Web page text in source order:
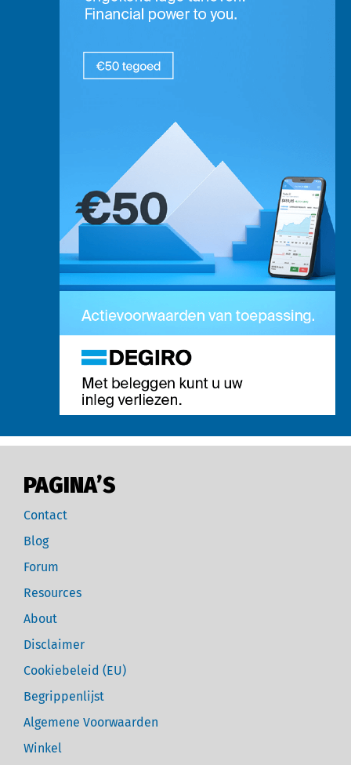
PAGINA’S
Contact
Blog
Forum
Resources
About
Disclaimer
Cookiebeleid (EU)
Begrippenlijst
Algemene Voorwaarden
Winkel